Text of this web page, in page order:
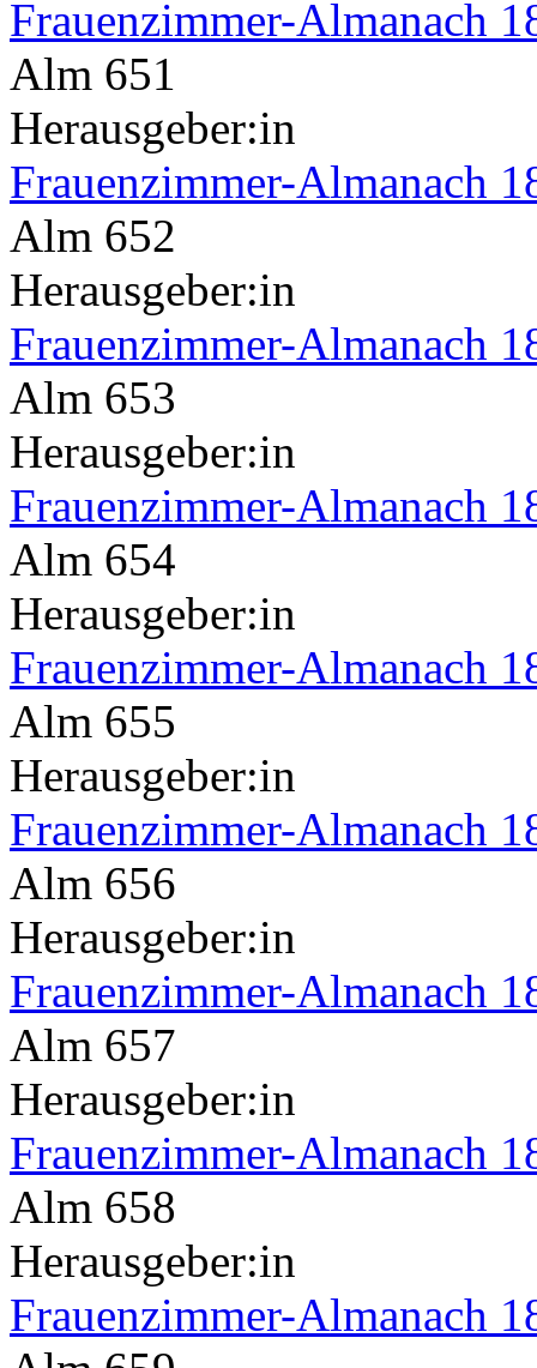
Frauenzimmer-Almanach
Alm 651
Herausgeber:in
Frauenzimmer-Almanach
Alm 652
Herausgeber:in
Frauenzimmer-Almanach
Alm 653
Herausgeber:in
Frauenzimmer-Almanach
Alm 654
Herausgeber:in
Frauenzimmer-Almanach
Alm 655
Herausgeber:in
Frauenzimmer-Almanach
Alm 656
Herausgeber:in
Frauenzimmer-Almanach
Alm 657
Herausgeber:in
Frauenzimmer-Almanach
Alm 658
Herausgeber:in
Frauenzimmer-Almanach